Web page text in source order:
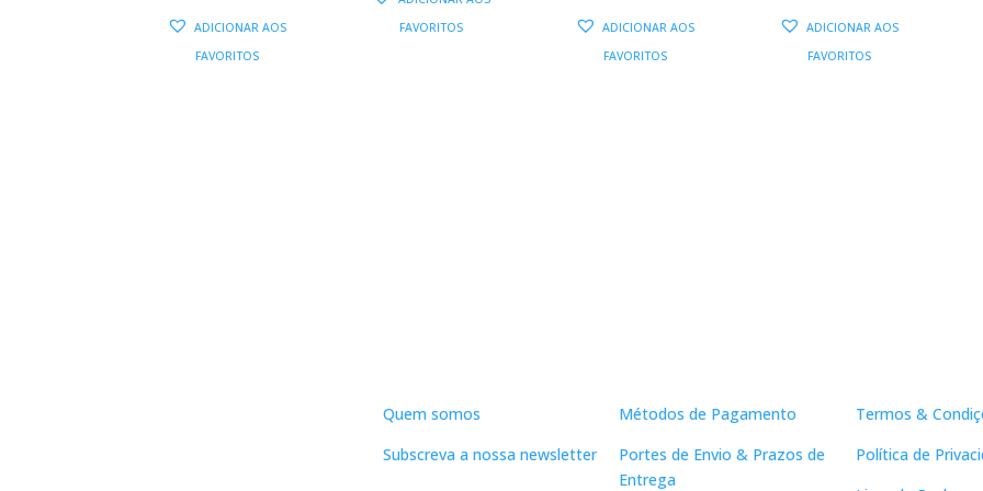
ADICIONAR AOS
FAVORITOS
FAVORITOS
ADICIONAR AOS
FAVORITOS
ADICIONAR AOS
FAVORITOS
Quem somos
Subscreva a nossa newsletter
Métodos de Pagamento
Portes de Envio & Prazos de
Entrega
Termos &
Política de